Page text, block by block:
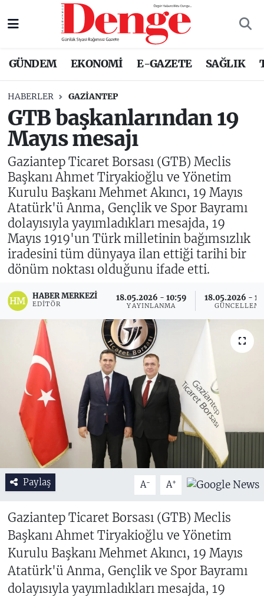
GÜNDEM EKONOMİ E-GAZETE SAĞLIK
HABERLER GAZIANTEP
GTB başkanlarından 19
Mayıs mesajı
Gaziantep Ticaret Borsası (GTB) Meclis
Başkanı Ahmet Tiryakioğlu ve Yönetim
Kurulu Başkanı Mehmet Akıncı, 19 Mayıs
Atatürk'ü Anma, Gençlik ve Spor Bayramı
dolayısıyla yayımladıkları mesajda, 19
Mayıs 1919'un Türk milletinin bağımsızlık
iradesini tüm dünyaya ilan ettiği tarihi bir
dönüm noktası olduğunu ifade etti.
HABER MERKEZI
EDITÖR
18.05.2026 - 10:59
YAYINLANMA
18.05.2026 -
Paylaş A- A+
Gaziantep Ticaret Borsası (GTB) Meclis
Başkanı Ahmet Tiryakioğlu ve Yönetim
Kurulu Başkanı Mehmet Akıncı, 19 Mayıs
Atatürk'ü Anma, Gençlik ve Spor Bayramı
dolayısıyla yayımladıkları mesajda, 19
Nöbetçi Eczaneler
Trafik Durumu
Süper Lig Puan Durumu ve Fikstür
Tüm Manşetler
Son Dakika Haberleri
Haber Arşivi